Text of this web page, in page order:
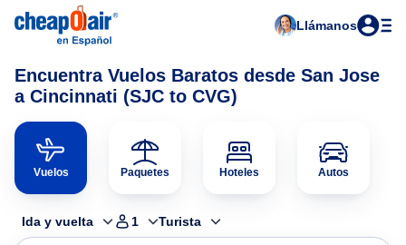
Llámanos
Encuentra Vuelos Baratos desde San Jose
a Cincinnati (SJC to CVG)
Vuelos Paquetes Hoteles Autos
Ida y vuelta 1 Turista